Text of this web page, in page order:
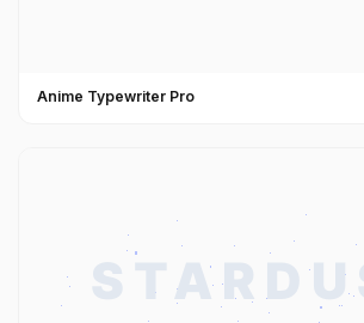
Anime Typewriter Pro